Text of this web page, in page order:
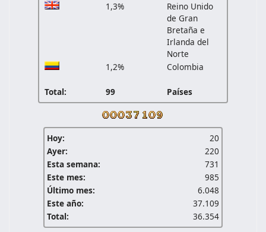
1,3%
Reino Unido
de Gran
Bretaña e
Irlanda del
Norte
1,2%
Colombia
Total: 99 Países
Hoy:
20
Ayer:
220
Esta semana:
731
Este mes:
985
Último mes:
6.048
Este año:
37.109
Total:
36.354